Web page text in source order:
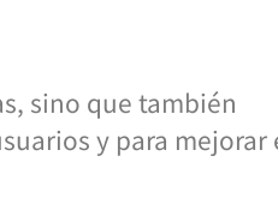
sino que también
y para mejorar